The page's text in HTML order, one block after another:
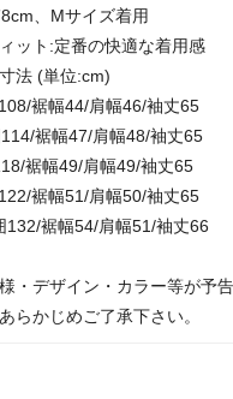
、Mサイズ着用
ット:定番の快適な着用感
法 (単位:cm)
裾幅44/肩幅46/袖丈65
裾幅47/肩幅48/袖丈65
裾幅49/肩幅49/袖丈65
裾幅51/肩幅50/袖丈65
132/裾幅54/肩幅51/袖丈66
・デザイン・カラー等が予
らかじめご了承下さい。